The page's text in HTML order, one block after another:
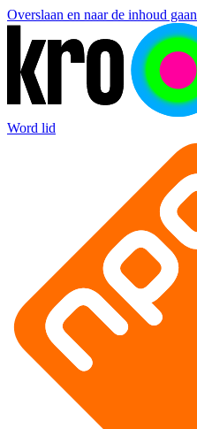
Overslaan en naar de inhoud gaan
Word lid